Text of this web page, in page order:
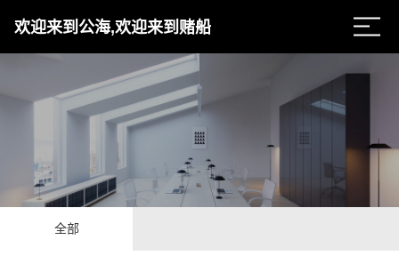
欢迎来到公海,欢迎来到赌船
全部